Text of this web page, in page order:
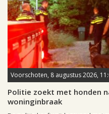
Voorschoten, 8 augustus 2026,
Politie zoekt met honden
woninginbraak